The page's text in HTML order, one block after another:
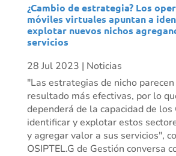
¿Cambio de estrategia? Los
móviles virtuales apuntan a
explotar nuevos nichos
servicios
28 Jul 2023 | Noticias
"Las estrategias de nicho
resultado más efectivas, por lo
dependerá de la capacidad de los
identificar y explotar estos
y agregar valor a sus servicios",
OSIPTEL.G de Gestión conversa